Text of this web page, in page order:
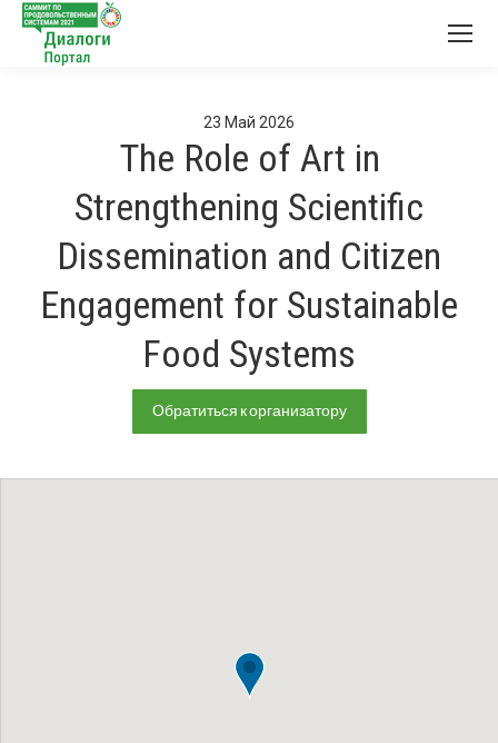
23 Май 2026
The Role of Art in
Strengthening Scientific
Dissemination and Citizen
Engagement for Sustainable
Food Systems
Обратиться к организатору